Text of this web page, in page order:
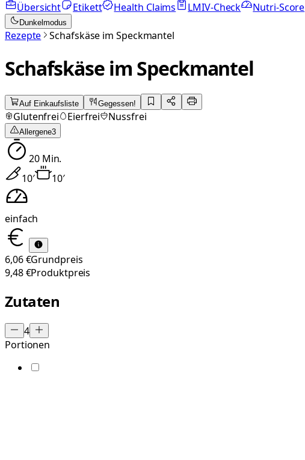
Übersicht
Etikett Health Claims LMIV-Check Nutri-Score
Dunkelmodus
Rezepte Schafskäse im Speckmantel
Schafskäse im Speckmantel
Auf Einkaufsliste Gegessen!
Glutenfrei Eierfrei Nussfrei
Allergene3
20Min.
10′ 10′
einfach
6,06 €Grundpreis
9,48 €Produktpreis
Zutaten
4
Portionen